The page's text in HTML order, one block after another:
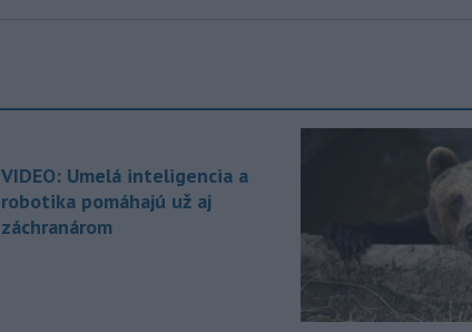
VIDEO: Umelá inteligencia a
robotika pomáhajú už aj
záchranárom